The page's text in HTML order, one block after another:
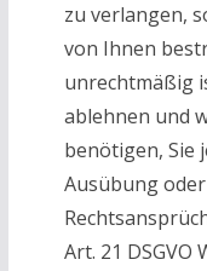
zu verlangen,
von Ihnen
unrechtmäßig
ablehnen und
benötigen, Sie
Ausübung
Art. 21 DSGVO